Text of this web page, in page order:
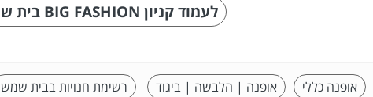
לעמוד קניון BIG FASHION בית שמש
אופנה כללי אופנה | הלבשה | ביגוד רשימת חנויות בבית שמש